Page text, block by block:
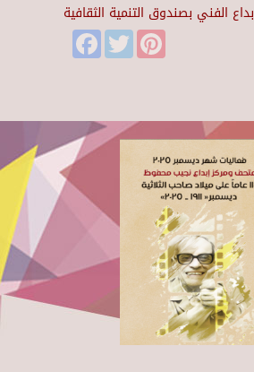
الفني بصندوق التنمية الثقافية
FacebookTwitter